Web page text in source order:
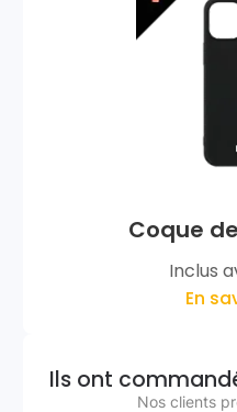
Coque
Inclus
En
Ils ont
Nos clients